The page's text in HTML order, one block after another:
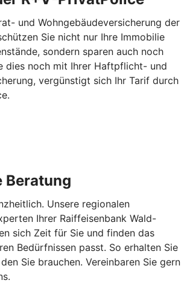
und Wohngebäudeversicherung der
Sie nicht nur Ihre Immobilie
sondern sparen auch noch
dies noch mit Ihrer Haftpflicht- und
vergünstigt sich Ihr Tarif durch
Beratung
Unsere regionalen
Ihrer Raiffeisenbank Wald-
sich Zeit für Sie und finden das
Bedürfnissen passt. So erhalten Sie
Sie brauchen. Vereinbaren Sie gern